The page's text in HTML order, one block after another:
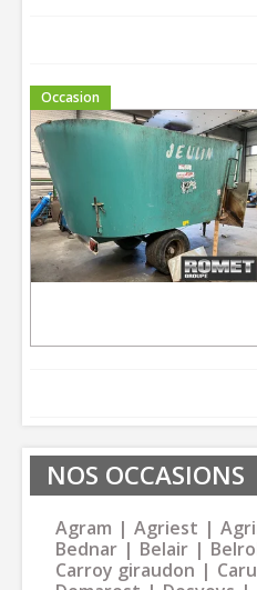
Occasion
NOS OCCASIONS
Agram Agriest
Bednar
Belair
Carroy giraudon